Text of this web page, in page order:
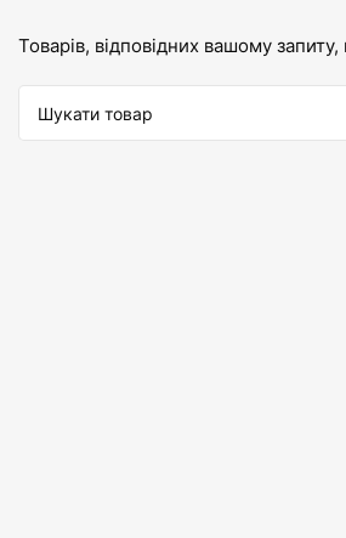
Товарів, відповідних вашому